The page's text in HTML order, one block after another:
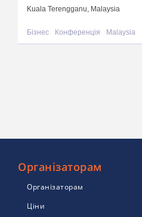
Kuala Terengganu, Malaysia
Бізнес Конференція Malaysia
Організаторам
Організаторам
Ціни